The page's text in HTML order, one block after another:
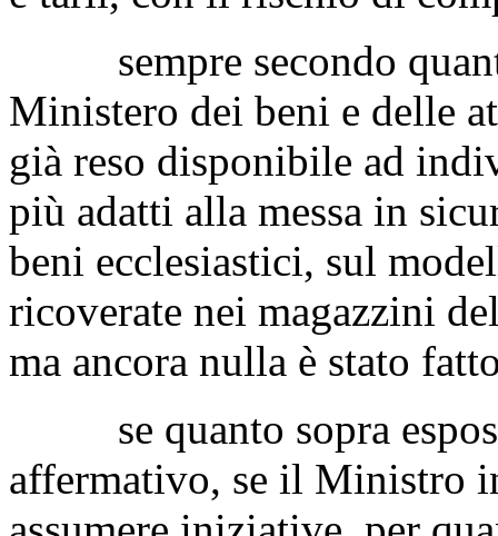
tali luoghi, spesso con
mettono chiaramente al
e tarli, con il rischio di
sempre secondo
Ministero dei beni e delle
già reso disponibile ad
più adatti alla messa in
beni ecclesiastici, sul
ricoverate nei magazzini
ma ancora nulla è stato